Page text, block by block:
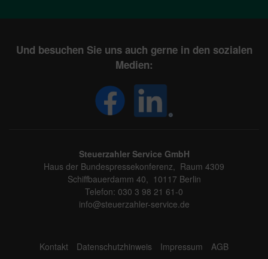
Und besuchen Sie uns auch gerne in den sozialen
Medien:
Steuerzahler Service GmbH
Haus der Bundespressekonferenz, Raum 4309
Schiffbauerdamm 40, 10117 Berlin
Telefon: 030 3 98 21 61-0
info@steuerzahler-service.de
Kontakt Datenschutzhinweis Impressum AGB